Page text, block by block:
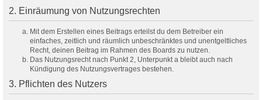
2. Einräumung von Nutzungsrechten
Mit dem Erstellen eines Beitrags erteilst du dem Betreiber ein
einfaches, zeitlich und räumlich unbeschränktes und unentgeltliches
Recht, deinen Beitrag im Rahmen des Boards zu nutzen.
Das Nutzungsrecht nach Punkt 2, Unterpunkt a bleibt auch nach
Kündigung des Nutzungsvertrages bestehen.
3. Pflichten des Nutzers